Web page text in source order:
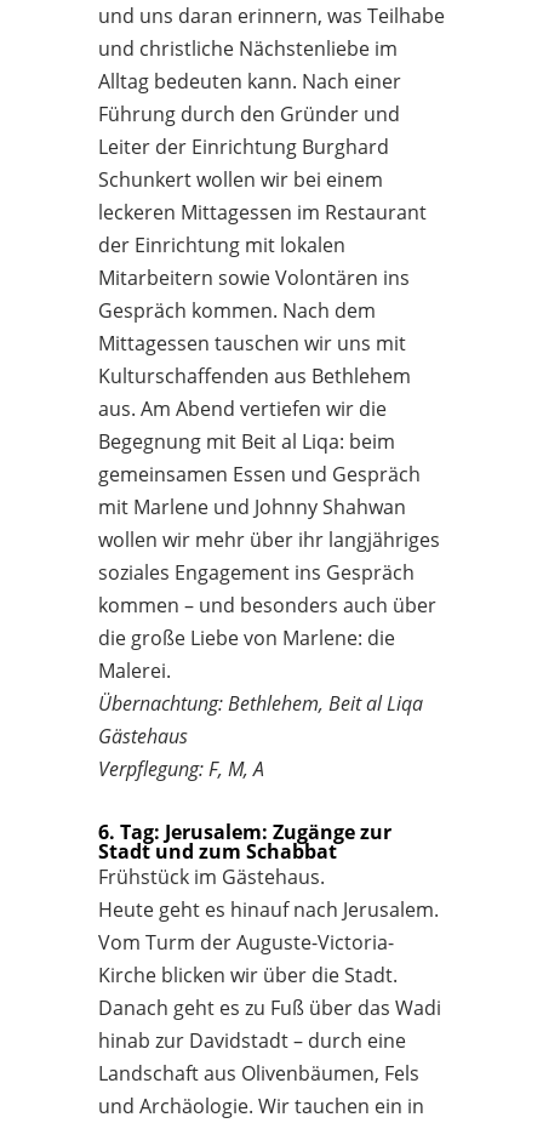
und uns daran erinnern, was Teilhabe
und christliche Nächstenliebe im
Alltag bedeuten kann. Nach einer
Führung durch den Gründer und
Leiter der Einrichtung Burghard
Schunkert wollen wir bei einem
leckeren Mittagessen im Restaurant
der Einrichtung mit lokalen
Mitarbeitern sowie Volontären ins
Gespräch kommen. Nach dem
Mittagessen tauschen wir uns mit
Kulturschaffenden aus Bethlehem
aus. Am Abend vertiefen wir die
Begegnung mit Beit al Liqa: beim
gemeinsamen Essen und Gespräch
mit Marlene und Johnny Shahwan
wollen wir mehr über ihr langjähriges
soziales Engagement ins Gespräch
kommen – und besonders auch über
die große Liebe von Marlene: die
Malerei.
Übernachtung: Bethlehem, Beit al Liqa
Gästehaus
Verpflegung: F, M, A
6. Tag: Jerusalem: Zugänge zur
Stadt und zum Schabbat
Frühstück im Gästehaus.
Heute geht es hinauf nach Jerusalem.
Vom Turm der Auguste-Victoria-
Kirche blicken wir über die Stadt.
Danach geht es zu Fuß über das Wadi
hinab zur Davidstadt – durch eine
Landschaft aus Olivenbäumen, Fels
und Archäologie. Wir tauchen ein in